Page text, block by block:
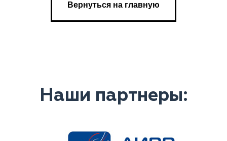
Вернуться на главную
Наши партнеры: